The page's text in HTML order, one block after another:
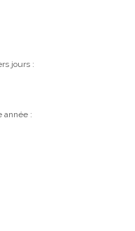
jours :
année :